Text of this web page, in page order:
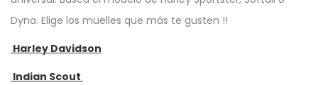
Dyna. Elige los muelles que más te gusten !!
Harley Davidson
Indian Scout